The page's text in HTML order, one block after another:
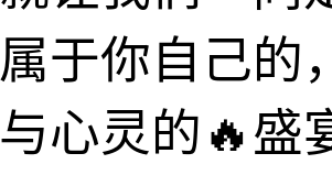
于你自己的
心灵的🔥盛